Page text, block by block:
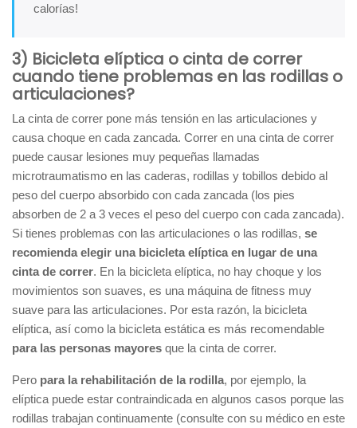
calorías!
3) Bicicleta elíptica o cinta de correr
cuando tiene problemas en las rodillas o
articulaciones?
La cinta de correr pone más tensión en las articulaciones y
causa choque en cada zancada. Correr en una cinta de correr
puede causar lesiones muy pequeñas llamadas
microtraumatismo en las caderas, rodillas y tobillos debido al
peso del cuerpo absorbido con cada zancada (los pies
absorben de 2 a 3 veces el peso del cuerpo con cada zancada).
Si tienes problemas con las articulaciones o las rodillas, se
recomienda elegir una bicicleta elíptica en lugar de una
cinta de correr. En la bicicleta elíptica, no hay choque y los
movimientos son suaves, es una máquina de fitness muy
suave para las articulaciones. Por esta razón, la bicicleta
elíptica, así como la bicicleta estática es más recomendable
para las personas mayores que la cinta de correr.
Pero para la rehabilitación de la rodilla, por ejemplo, la
elíptica puede estar contraindicada en algunos casos porque las
rodillas trabajan continuamente (consulte con su médico en este